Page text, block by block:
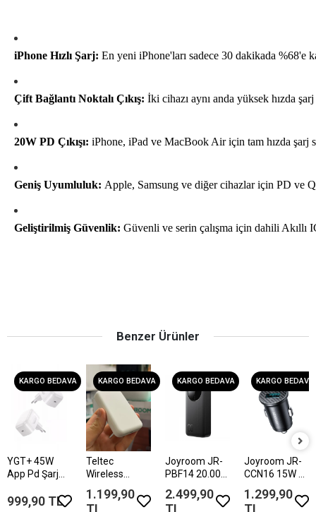
iPhone Hızlı Şarj: En yeni iPhone'ları sadece 30 dakikada %68'e
Çift Bağlantı Noktalı Çıkış: İki cihazı aynı anda yüksek hızda
20W PD Çıkışı: iPhone, iPad ve MacBook Air için tam hızda şarj
Geniş Uyumluluk: Apple, Samsung ve diğer cihazlar için PD ve
Geliştirilmiş Güvenlik: Güvenli ve serin çalışma için dahili Akıllı
Benzer Ürünler
KARGO BEDAVA
YGT+ 45W
App Pd Şarj
999,90 TL
KARGO BEDAVA
Teltec
Wireless
Powerbank
1.199,90
TL
KARGO BEDAVA
Joyroom JR-
PBF14 20.000
USB-A 1x
2.499,90
TL
KARGO BEDAVA
Joyroom JR-
CCN16 15W 2
Type-c Mini
1.299,90
TL